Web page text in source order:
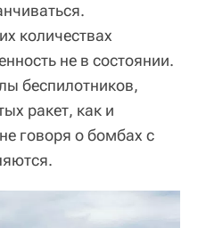
количествах
не в состоянии.
беспилотников,
ракет, как и
говоря о бомбах с